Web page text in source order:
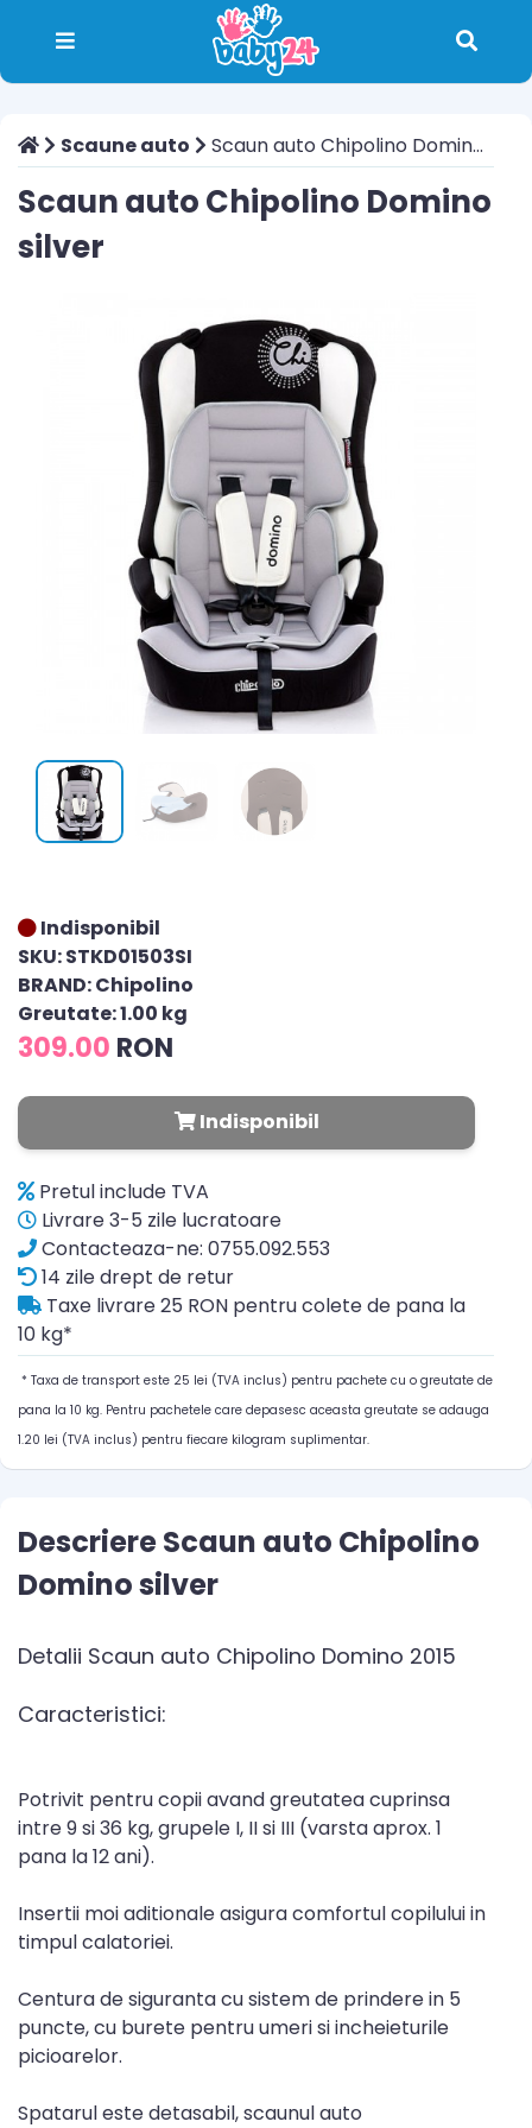
Scaune auto Scaun auto Chipolino Domino silver
Scaun auto Chipolino Domino
silver
Indisponibil
SKU: STKD01503SI
BRAND: Chipolino
Greutate: 1.00 kg
309.00 RON
Indisponibil
Pretul include TVA
Livrare 3-5 zile lucratoare
Contacteaza-ne: 0755.092.553
14 zile drept de retur
Taxe livrare 25 RON pentru colete de pana la
10 kg*
* Taxa de transport este 25 lei (TVA inclus) pentru pachete cu o greutate de
pana la 10 kg. Pentru pachetele care depasesc aceasta greutate se adauga
1.20 lei (TVA inclus) pentru fiecare kilogram suplimentar.
Descriere Scaun auto Chipolino
Domino silver
Detalii Scaun auto Chipolino Domino 2015
Caracteristici:
Potrivit pentru copii avand greutatea cuprinsa
intre 9 si 36 kg, grupele I, II si III (varsta aprox. 1
pana la 12 ani).
Insertii moi aditionale asigura comfortul copilului in
timpul calatoriei.
Centura de siguranta cu sistem de prindere in 5
puncte, cu burete pentru umeri si incheieturile
picioarelor.
Spatarul este detasabil, scaunul auto